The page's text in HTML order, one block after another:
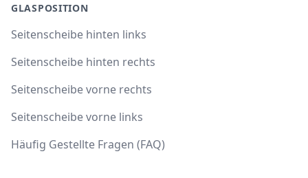
GLASPOSITION
Seitenscheibe hinten links
Seitenscheibe hinten rechts
Seitenscheibe vorne rechts
Seitenscheibe vorne links
Häufig Gestellte Fragen (FAQ)